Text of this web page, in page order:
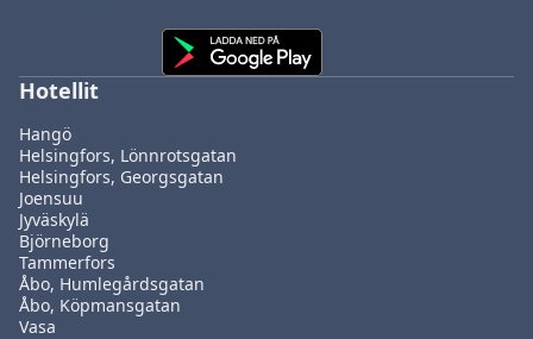
Hotellit
Hangö
Helsingfors, Lönnrotsgatan
Helsingfors, Georgsgatan
Joensuu
Jyväskylä
Björneborg
Tammerfors
Åbo, Humlegårdsgatan
Åbo, Köpmansgatan
Vasa